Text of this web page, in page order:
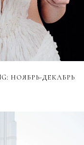
НОЯБРЬ-ДЕКАБРЬ